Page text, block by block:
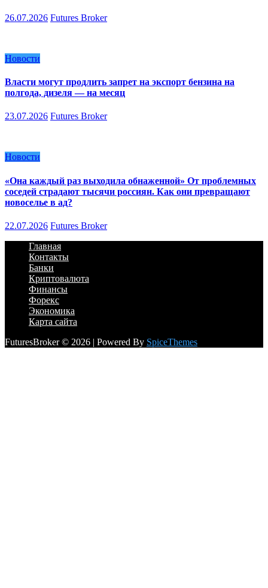
26.07.2026 Futures Broker
Новости
Власти могут продлить запрет на экспорт бензина на
полгода, дизеля — на месяц
23.07.2026 Futures Broker
Новости
«Она каждый раз выходила обнаженной» От проблемных
соседей страдают тысячи россиян. Как они превращают
новоселье в ад?
22.07.2026 Futures Broker
Главная
Контакты
Банки
Криптовалюта
Финансы
Форекс
Экономика
Карта сайта
FuturesBroker © 2026 | Powered By SpiceThemes